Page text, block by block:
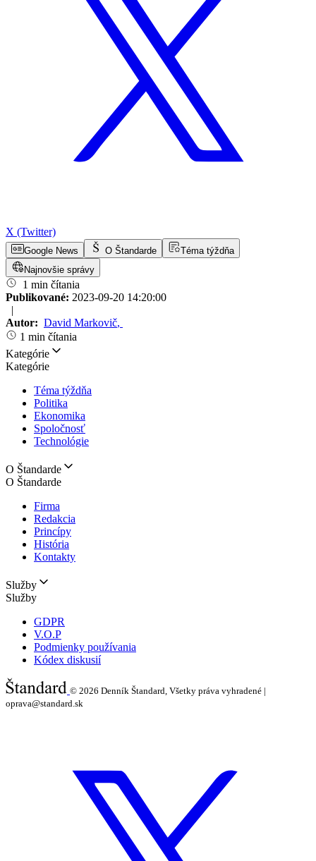
X (Twitter)
Google News O Štandarde
Téma týždňa
Najnovšie správy
1 min čítania
Publikované: 2023-09-20 14:20:00
|
Autor: David Markovič,
1 min čítania
Kategórie
Kategórie
Téma týždňa
Politika
Ekonomika
Spoločnosť
Technológie
O Štandarde
O Štandarde
Firma
Redakcia
Princípy
História
Kontakty
Služby
Služby
GDPR
V.O.P
Podmienky používania
Kódex diskusií
© 2026 Denník Štandard, Všetky práva vyhradené |
oprava@standard.sk